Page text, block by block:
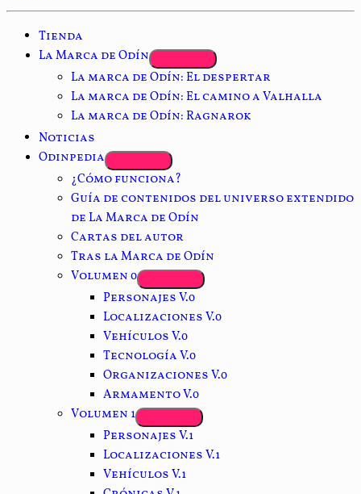
Tienda
La Marca de Odín
La marca de Odín: El despertar
La marca de Odín: El camino a Valhalla
La marca de Odín: Ragnarok
Noticias
Odinpedia
¿Cómo funciona?
Guía de contenidos del universo extendido
de La Marca de Odín
Cartas del autor
Tras la Marca de Odín
Volumen 0
Personajes V.0
Localizaciones V.0
Vehículos V.0
Tecnología V.0
Organizaciones V.0
Armamento V.0
Volumen 1
Personajes V.1
Localizaciones V.1
Vehículos V.1